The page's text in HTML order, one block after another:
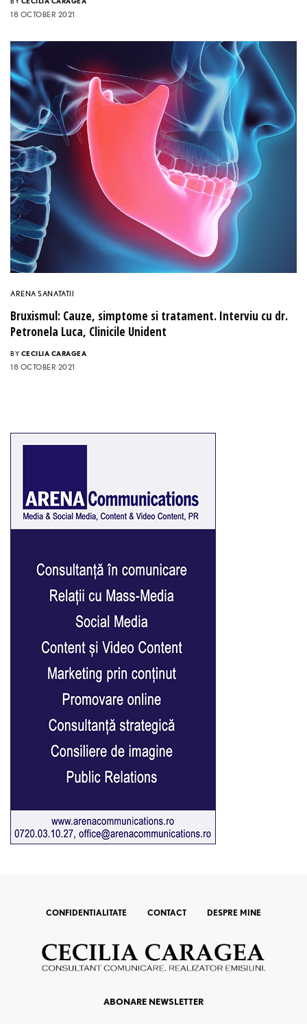
18 OCTOBER 2021
ARENA SANATATII
Bruxismul: Cauze, simptome si tratament. Interviu cu dr.
Petronela Luca, Clinicile Unident
BY CECILIA CARAGEA
18 OCTOBER 2021
CONFIDENTIALITATE CONTACT DESPRE MINE
ABONARE NEWSLETTER